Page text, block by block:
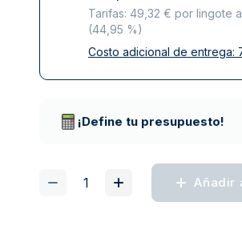
Tarifas: 49,32 € por lingote
(44,95 %)
Impuestos incluidos
Costo adicional de entrega:
¡Define tu presupuesto!
Añadir